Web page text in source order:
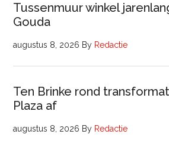
Tussenmuur winkel
Gouda
augustus 8, 2026 By Redactie
Ten Brinke rond
Plaza af
augustus 8, 2026 By Redactie